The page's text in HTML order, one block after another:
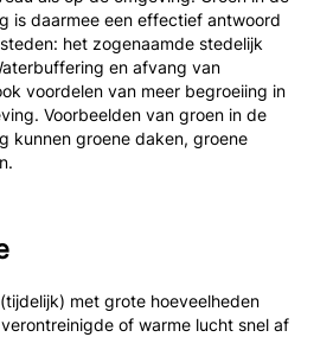
is daarmee een effectief antwoord
het zogenaamde stedelijk
en afvang van
voordelen van meer begroeiing in
Voorbeelden van groen in de
kunnen groene daken, groene
met grote hoeveelheden
of warme lucht snel af